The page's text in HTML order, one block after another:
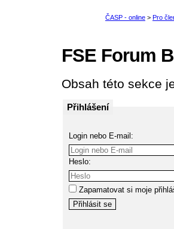
FSE Forum
Obsah této sekce
Přihlášení
Login nebo E-mail:
Heslo:
Zapamatovat si moje